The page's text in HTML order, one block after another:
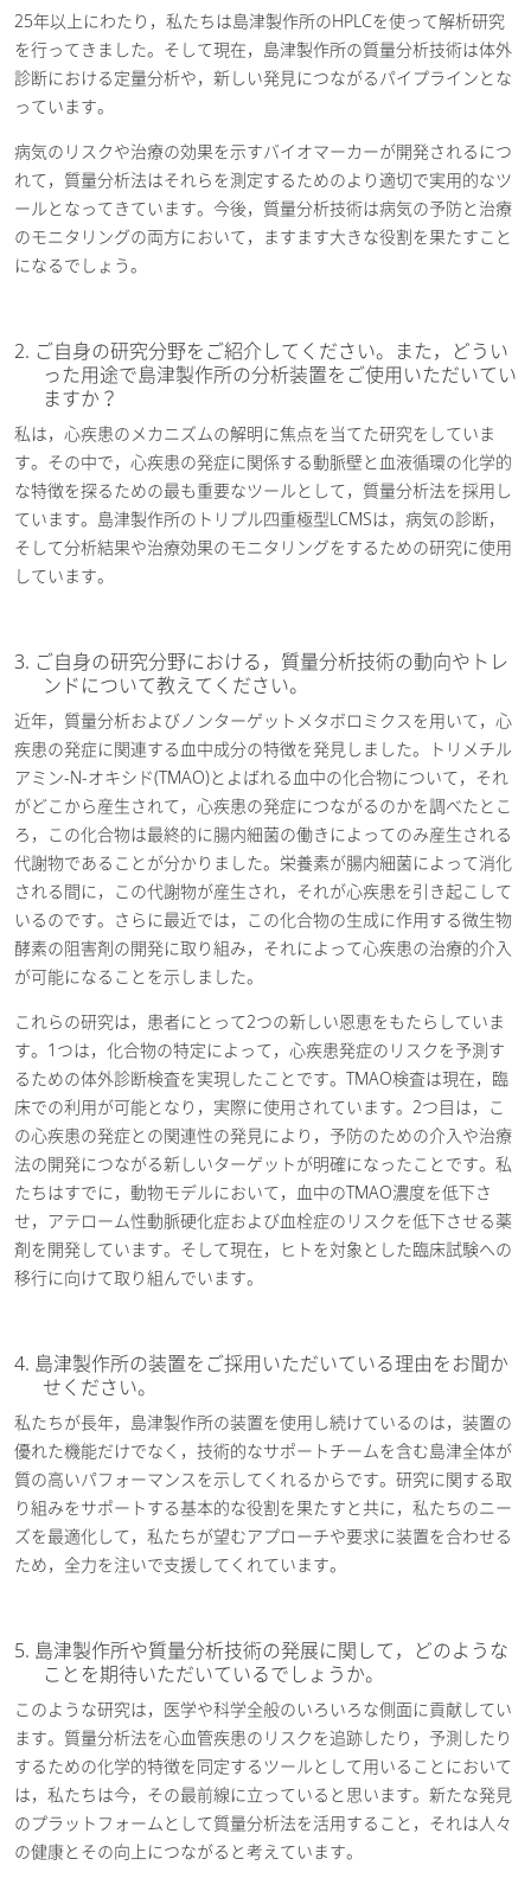
25年以上にわたり，私たちは島津製作所のHPLCを使って解析研究
を行ってきました。そして現在，島津製作所の質量分析技術は体外
診断における定量分析や，新しい発見につながるパイプラインとな
っています。
病気のリスクや治療の効果を示すバイオマーカーが開発されるにつ
れて，質量分析法はそれらを測定するためのより適切で実用的なツ
ールとなってきています。今後，質量分析技術は病気の予防と治療
のモニタリングの両方において，ますます大きな役割を果たすこと
になるでしょう。
2. ご自身の研究分野をご紹介してください。また，どうい
った用途で島津製作所の分析装置をご使用いただいてい
ますか？
私は，心疾患のメカニズムの解明に焦点を当てた研究をしていま
す。その中で，心疾患の発症に関係する動脈壁と血液循環の化学的
な特徴を探るための最も重要なツールとして，質量分析法を採用し
ています。島津製作所のトリプル四重極型LCMSは，病気の診断，
そして分析結果や治療効果のモニタリングをするための研究に使用
しています。
3. ご自身の研究分野における，質量分析技術の動向やトレ
ンドについて教えてください。
近年，質量分析およびノンターゲットメタボロミクスを用いて，心
疾患の発症に関連する血中成分の特徴を発見しました。トリメチル
アミン-N-オキシド(TMAO)とよばれる血中の化合物について，それ
がどこから産生されて，心疾患の発症につながるのかを調べたとこ
ろ，この化合物は最終的に腸内細菌の働きによってのみ産生される
代謝物であることが分かりました。栄養素が腸内細菌によって消化
される間に，この代謝物が産生され，それが心疾患を引き起こして
いるのです。さらに最近では，この化合物の生成に作用する微生物
酵素の阻害剤の開発に取り組み，それによって心疾患の治療的介入
が可能になることを示しました。
これらの研究は，患者にとって2つの新しい恩恵をもたらしていま
す。1つは，化合物の特定によって，心疾患発症のリスクを予測す
るための体外診断検査を実現したことです。TMAO検査は現在，臨
床での利用が可能となり，実際に使用されています。2つ目は，こ
の心疾患の発症との関連性の発見により，予防のための介入や治療
法の開発につながる新しいターゲットが明確になったことです。私
たちはすでに，動物モデルにおいて，血中のTMAO濃度を低下さ
せ，アテローム性動脈硬化症および血栓症のリスクを低下させる薬
剤を開発しています。そして現在，ヒトを対象とした臨床試験への
移行に向けて取り組んでいます。
4. 島津製作所の装置をご採用いただいている理由をお聞か
せください。
私たちが長年，島津製作所の装置を使用し続けているのは，装置の
優れた機能だけでなく，技術的なサポートチームを含む島津全体が
質の高いパフォーマンスを示してくれるからです。研究に関する取
り組みをサポートする基本的な役割を果たすと共に，私たちのニー
ズを最適化して，私たちが望むアプローチや要求に装置を合わせる
ため，全力を注いで支援してくれています。
5. 島津製作所や質量分析技術の発展に関して，どのような
ことを期待いただいているでしょうか。
このような研究は，医学や科学全般のいろいろな側面に貢献してい
ます。質量分析法を心血管疾患のリスクを追跡したり，予測したり
するための化学的特徴を同定するツールとして用いることにおいて
は，私たちは今，その最前線に立っていると思います。新たな発見
のプラットフォームとして質量分析法を活用すること，それは人々
の健康とその向上につながると考えています。